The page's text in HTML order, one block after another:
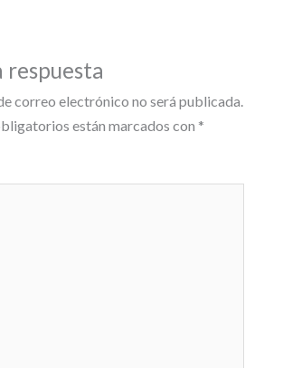
respuesta
correo electrónico no será publicada.
están marcados con *